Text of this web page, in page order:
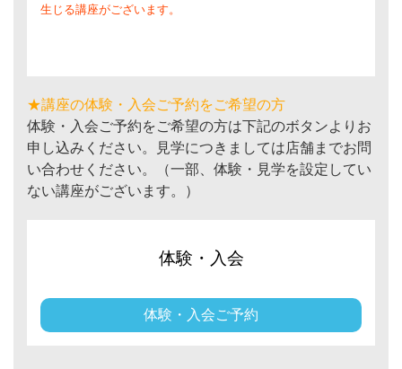
生じる講座がございます。
★講座の体験・入会ご予約をご希望の方
体験・入会ご予約をご希望の方は下記のボタンよりお
申し込みください。見学につきましては店舗までお問
い合わせください。（一部、体験・見学を設定してい
ない講座がございます。）
体験・入会
体験・入会ご予約